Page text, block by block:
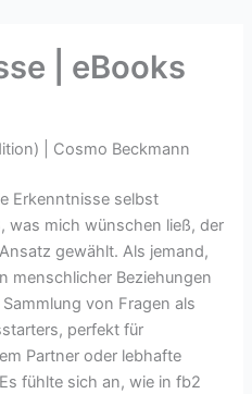
| eBooks
| Cosmo Beckmann
Erkenntnisse selbst
was mich wünschen ließ, der
gewählt. Als jemand,
menschlicher Beziehungen
von Fragen als
perfekt für
Partner oder lebhafte
fühlte sich an, wie in fb2